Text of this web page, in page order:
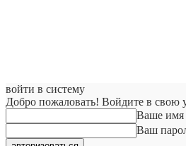
войти в систему
Добро пожаловать! Войдите в свою
Ваше имя
Ваш